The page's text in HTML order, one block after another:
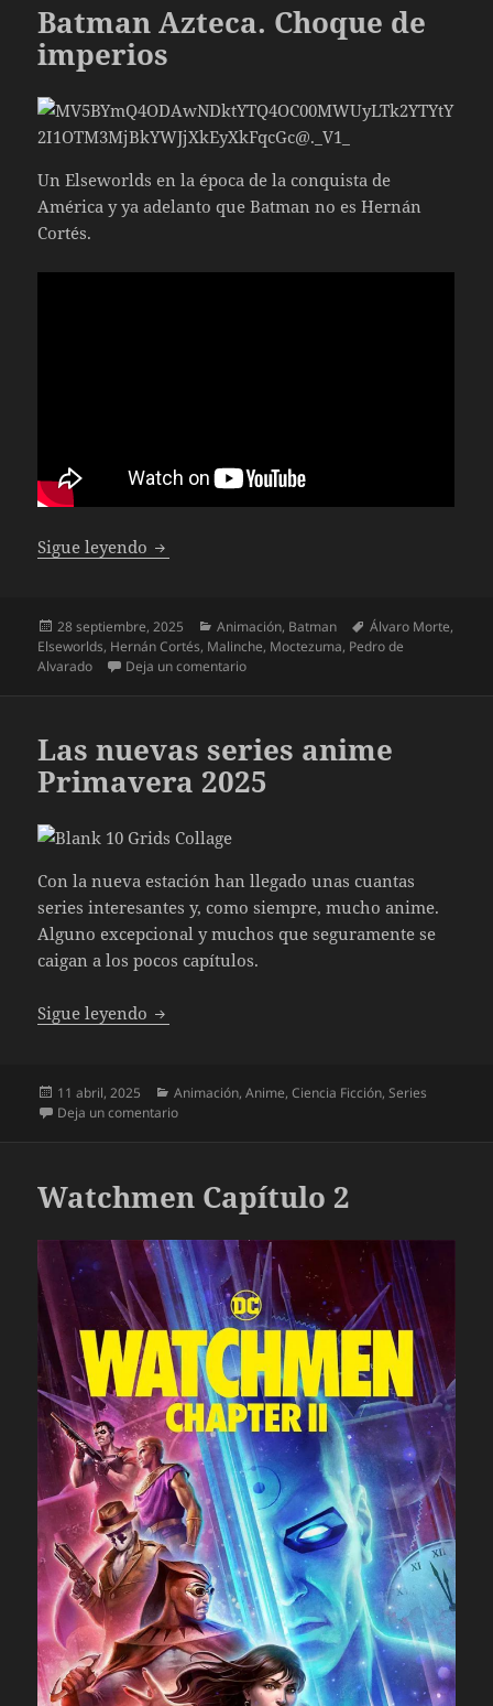
Batman Azteca. Choque de
imperios
Un Elseworlds en la época de la conquista de
América y ya adelanto que Batman no es Hernán
Cortés.
Sigue leyendo Batman Azteca. Choque de imperios
Publicado
el
28 septiembre, 2025 Categorías
Animación, Batman Etiquetas
Álvaro Morte,
Elseworlds, Hernán Cortés, Malinche, Moctezuma, Pedro de
Alvarado
Deja un comentarioen Batman Azteca. Choque de imperios
Las nuevas series anime
Primavera 2025
Con la nueva estación han llegado unas cuantas
series interesantes y, como siempre, mucho anime.
Alguno excepcional y muchos que seguramente se
caigan a los pocos capítulos.
Sigue leyendo Las nuevas series anime Primavera 2025
Publicado
el
11 abril, 2025 Categorías
Animación,Anime,Ciencia Ficción,Series
Deja un comentarioen Las nuevas series anime Primavera 2025
Watchmen Capítulo 2